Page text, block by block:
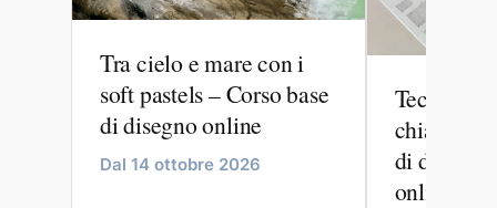
Tra cielo e mare con i
soft pastels – Corso base
di disegno online
Dal 14 ottobre 2026
Tecniche
di
online